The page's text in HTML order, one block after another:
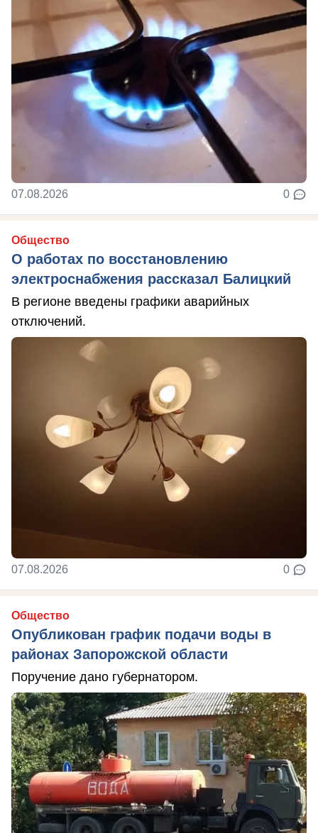
07.08.2026 0
Общество
О работах по восстановлению
электроснабжения рассказал Балицкий
В регионе введены графики аварийных
отключений.
07.08.2026 0
Общество
Опубликован график подачи воды в
районах Запорожской области
Поручение дано губернатором.